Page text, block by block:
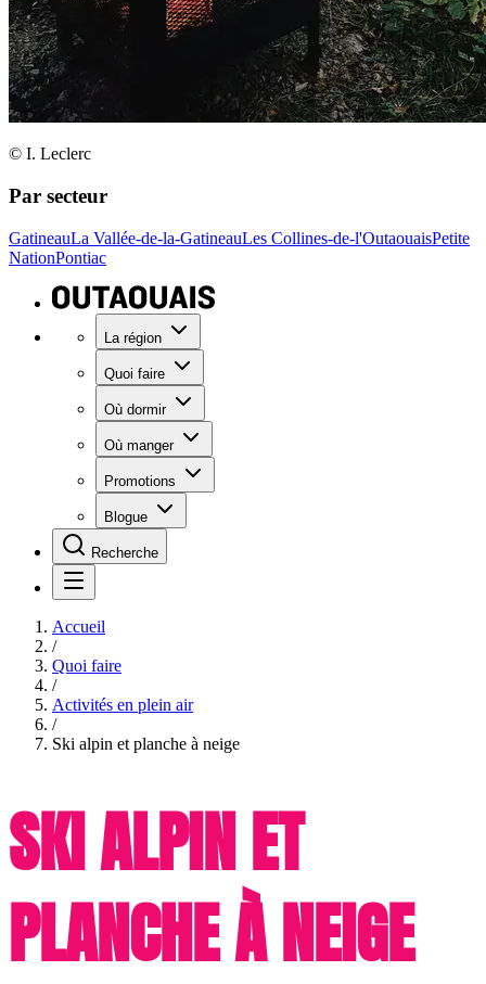
© I. Leclerc
Par secteur
GatineauLa Vallée-de-la-GatineauLes Collines-de-l'OutaouaisPetite
NationPontiac
La région
Quoi faire
Où dormir
Où manger
Promotions
Blogue
Recherche
Accueil
/
Quoi faire
/
Activités en plein air
/
Ski alpin et planche à neige
SKI ALPIN ET
PLANCHE À NEIGE